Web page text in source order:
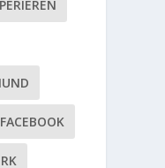
FACEBOOK